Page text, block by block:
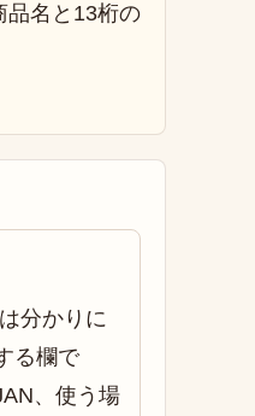
品名と13桁の
分かりに
る欄で
、使う場